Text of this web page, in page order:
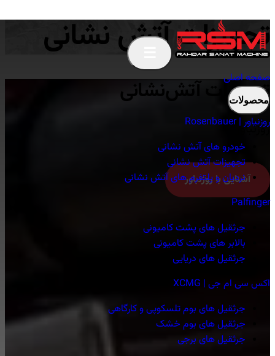
صفحه اصلی
محصولات
روزنیاور | Rosenbauer
خودرو های آتش نشانی
تجهیزات آتش نشانی
نردبان و پلتفرم های آتش نشانی
Palfinger
جرثقیل های پشت کامیونی
بالابر های پشت کامیونی
جرثقیل های دریایی
اکس سی ام جی | XCMG
جرثقیل های بوم تلسکوپی و کارگاهی
جرثقیل های بوم خشک
جرثقیل های برجی
تجهیزات آتش نشانی
تجهیزات آتش‌نشانی
روزنباور
آشنایی با روزنباور